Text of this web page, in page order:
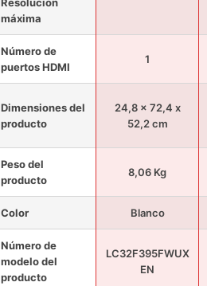
máxima
Número de
puertos HDMI
1
Dimensiones del
producto
24,8 x 72,4 x
52,2 cm
Peso del
producto
8,06 Kg
Color Blanco
Número de
modelo del
producto
LC32F395FWUX
EN